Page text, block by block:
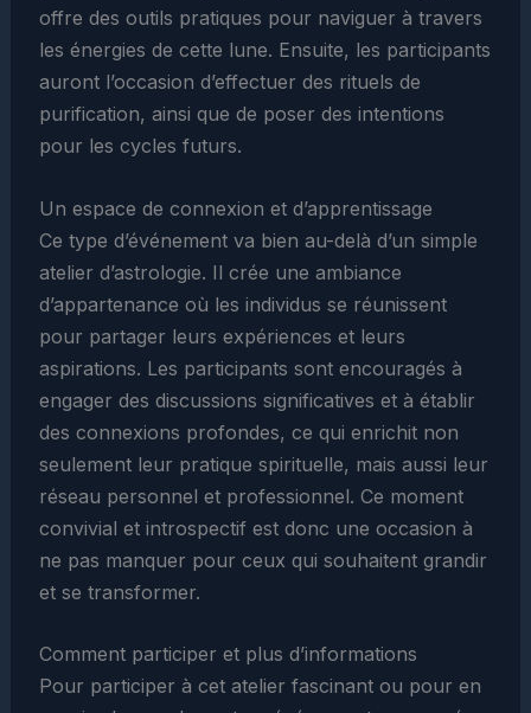
offre des outils pratiques pour naviguer à travers
les énergies de cette lune. Ensuite, les participants
auront l’occasion d’effectuer des rituels de
purification, ainsi que de poser des intentions
pour les cycles futurs.
Un espace de connexion et d’apprentissage
Ce type d’événement va bien au-delà d’un simple
atelier d’astrologie. Il crée une ambiance
d’appartenance où les individus se réunissent
pour partager leurs expériences et leurs
aspirations. Les participants sont encouragés à
engager des discussions significatives et à établir
des connexions profondes, ce qui enrichit non
seulement leur pratique spirituelle, mais aussi leur
réseau personnel et professionnel. Ce moment
convivial et introspectif est donc une occasion à
ne pas manquer pour ceux qui souhaitent grandir
et se transformer.
Comment participer et plus d’informations
Pour participer à cet atelier fascinant ou pour en